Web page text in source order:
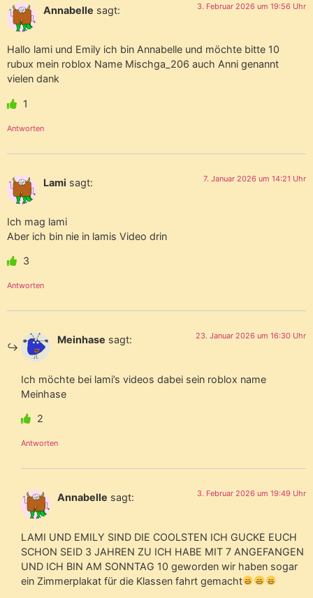
Annabelle sagt: 3. Februar 2026 um 19:56 Uhr
Hallo lami und Emily ich bin Annabelle und möchte bitte 10
rubux mein roblox Name Mischga_206 auch Anni genannt
vielen dank
1
Antworten
Lami sagt: 7. Januar 2026 um 14:21 Uhr
Ich mag lami
Aber ich bin nie in lamis Video drin
3
Antworten
Meinhase sagt: 23. Januar 2026 um 16:30 Uhr
Ich möchte bei lami’s videos dabei sein roblox name
Meinhase
2
Antworten
Annabelle sagt: 3. Februar 2026 um 19:49 Uhr
LAMI UND EMILY SIND DIE COOLSTEN ICH GUCKE EUCH
SCHON SEID 3 JAHREN ZU ICH HABE MIT 7 ANGEFANGEN
UND ICH BIN AM SONNTAG 10 geworden wir haben sogar
ein Zimmerplakat für die Klassen fahrt gemacht